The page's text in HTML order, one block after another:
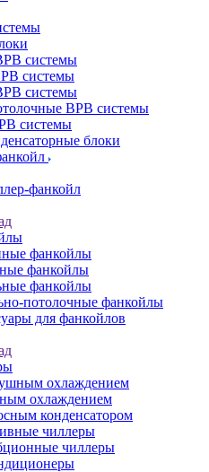
системы
системы
системы
ВРВ системы
системы
блоки
фанкойл
фанкойлы
фанкойлы
фанкойлы
потолочные фанкойлы
для фанкойлов
охлаждением
охлаждением
конденсатором
чиллеры
чиллеры